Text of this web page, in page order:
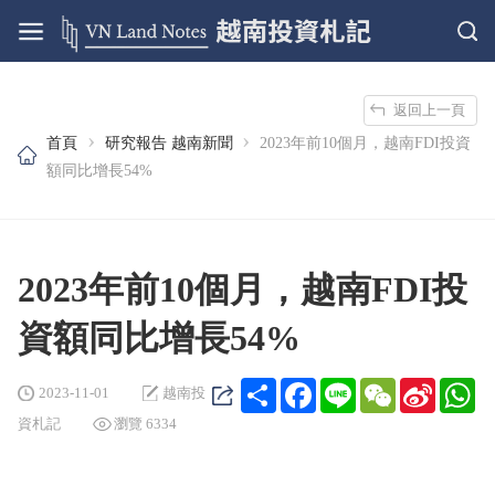
返回上一頁
首頁 › 研究報告 越南新聞 ›
2023年前10個月，越南FDI投資
額同比增長54%
2023年前10個月，越南FDI投
資額同比增長54%
Share FacebookLine WeChat Sina
Weibo
2023-11-01
越南投
資札記
瀏覽 6334